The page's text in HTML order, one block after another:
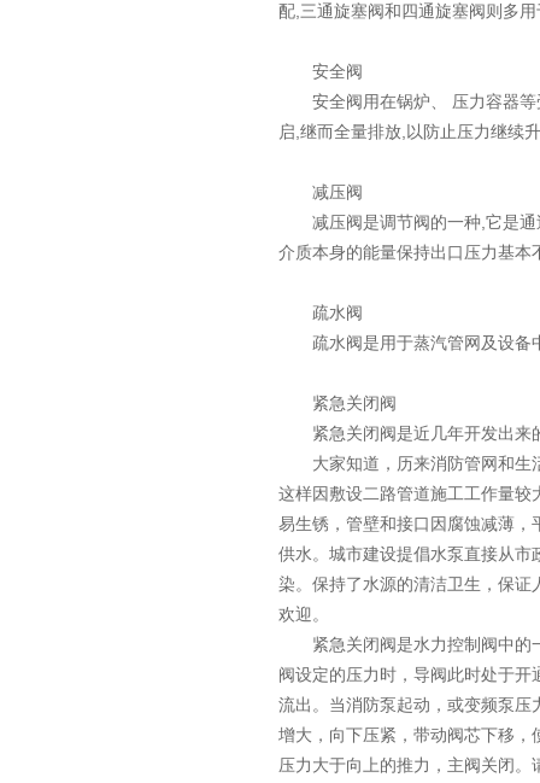
配,三通旋塞阀和四通旋塞阀则多
安全阀
安全阀用在锅炉、 压力容器等
启,继而全量排放,以防止压力继续
减压阀
减压阀是调节阀的一种,它是通
介质本身的能量保持出口压力基
疏水阀
疏水阀是用于蒸汽管网及设备
紧急关闭阀
紧急关闭阀是近几年开发出来
大家知道，历来消防管网和生活
这样因敷设二路管道施工工作量
易生锈，管壁和接口因腐蚀减薄
供水。城市建设提倡水泵直接从
染。保持了水源的清洁卫生，保
欢迎。
紧急关闭阀是水力控制阀中的一
阀设定的压力时，导阀此时处于
流出。当消防泵起动，或变频泵
增大，向下压紧，带动阀芯下移
压力大于向上的推力，主阀关闭